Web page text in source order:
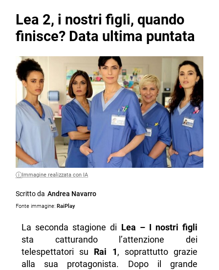
Lea 2, i nostri figli, quando
finisce? Data ultima puntata
Immagine realizzata con IA
Scritto da Andrea Navarro
Fonte immagine: RaiPlay
La seconda stagione di Lea – I nostri figli
sta catturando l’attenzione dei
telespettatori su Rai 1, soprattutto grazie
alla sua protagonista. Dopo il grande